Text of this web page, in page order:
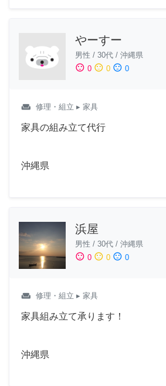
やーすー
男性 / 30代 / 沖縄県
sentiment_satisfied 0 sentiment_neutral 0 sentiment_dissatisfied 0
weekend 修理・組立 ▸ 家具
家具の組み立て代行
沖縄県
浜屋
男性 / 30代 / 沖縄県
sentiment_satisfied 0 sentiment_neutral 0 sentiment_dissatisfied 0
weekend 修理・組立 ▸ 家具
家具組み立て承ります！
沖縄県